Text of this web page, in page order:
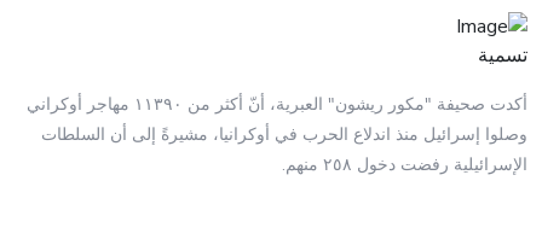
تسمية
أكدت صحيفة "مكور ريشون" العبرية، أنّ أكثر من ١١٣٩٠ مهاجر أوكراني
وصلوا إسرائيل منذ اندلاع الحرب في أوكرانيا، مشيرةً إلى أن السلطات
الإسرائيلية رفضت دخول ٢٥٨ منهم.